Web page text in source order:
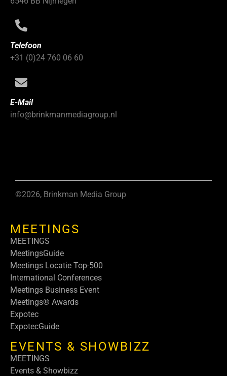
Telefoon
+31 (0)24 760 06 60
E-Mail
info@brinkmanmediagroup.nl
©2026, Brinkman Media Group
MEETINGS
MEETINGS
MeetingsGuide
Meetings Locatie Top-500
International Conferences
Meetings Business Event
Meetings® Awards
Expotec
ExpotecGuide
EVENTS & SHOWBIZZ
MEETINGS
Events & Showbizz